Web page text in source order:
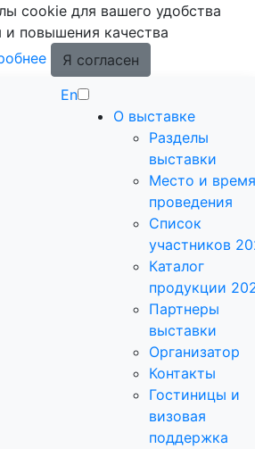
cookie для вашего удобства
и повышения качества
Я согласен
En
О выставке
Разделы
выставки
Место и время
проведения
Список
участников
Каталог
продукции
Партнеры
выставки
Организатор
Контакты
Гостиницы и
визовая
поддержка